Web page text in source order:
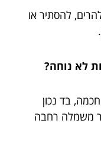
להסתיר או
לא נוחה?
בד נכון
משמלה רחבה